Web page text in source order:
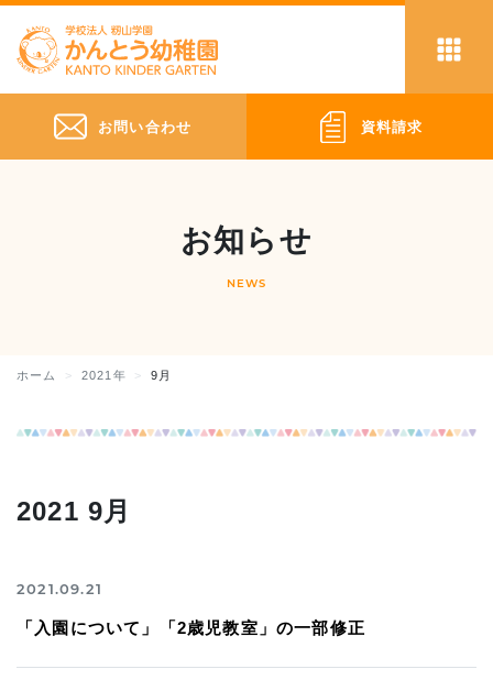
お問い合わせ 資料請求
お知らせ
NEWS
ホーム 2021年 9月
2021 9月
2021.09.21
「入園について」「2歳児教室」の一部修正